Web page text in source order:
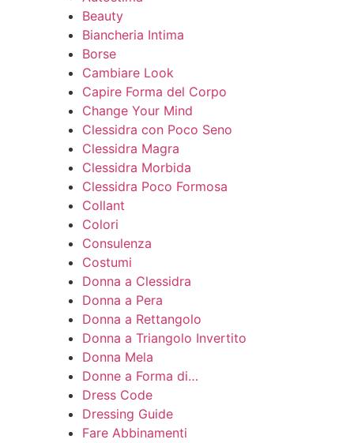
Beauty
Biancheria Intima
Borse
Cambiare Look
Capire Forma del Corpo
Change Your Mind
Clessidra con Poco Seno
Clessidra Magra
Clessidra Morbida
Clessidra Poco Formosa
Collant
Colori
Consulenza
Costumi
Donna a Clessidra
Donna a Pera
Donna a Rettangolo
Donna a Triangolo Invertito
Donna Mela
Donne a Forma di…
Dress Code
Dressing Guide
Fare Abbinamenti